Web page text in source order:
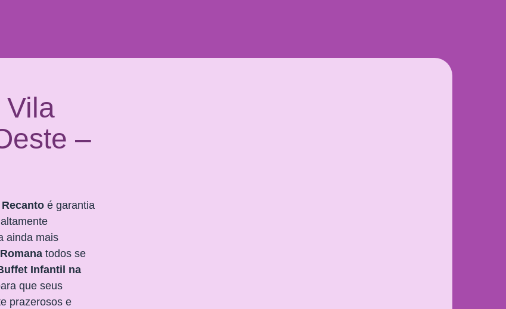
Vila
–
é garantia
ainda mais
todos se
Infantil na
que seus
prazerosos e